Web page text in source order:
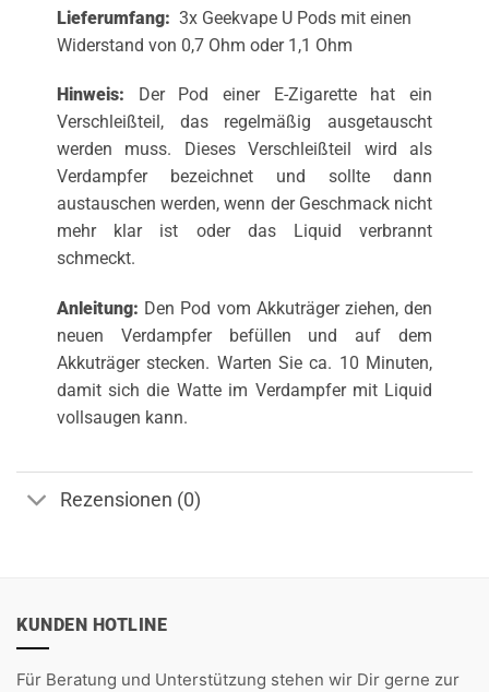
Lieferumfang: 3x Geekvape U Pods mit einen
Widerstand von 0,7 Ohm oder 1,1 Ohm
Hinweis: Der Pod einer E-Zigarette hat ein
Verschleißteil, das regelmäßig ausgetauscht
werden muss. Dieses Verschleißteil wird als
Verdampfer bezeichnet und sollte dann
austauschen werden, wenn der Geschmack nicht
mehr klar ist oder das Liquid verbrannt
schmeckt.
Anleitung: Den Pod vom Akkuträger ziehen, den
neuen Verdampfer befüllen und auf dem
Akkuträger stecken. Warten Sie ca. 10 Minuten,
damit sich die Watte im Verdampfer mit Liquid
vollsaugen kann.
Rezensionen (0)
KUNDEN HOTLINE
Für Beratung und Unterstützung stehen wir Dir gerne zur